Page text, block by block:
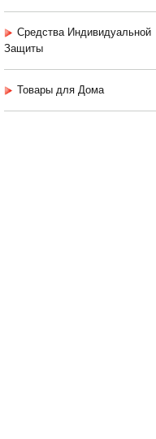
Средства Индивидуальной
Защиты
Товары для Дома